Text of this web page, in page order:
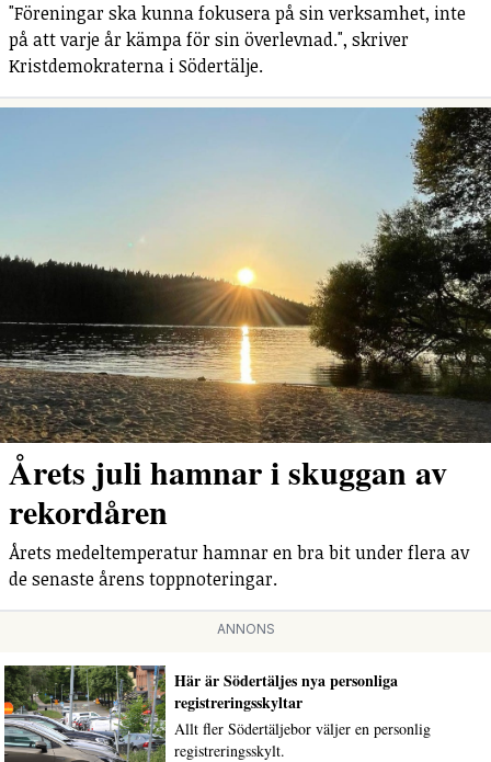
"Föreningar ska kunna fokusera på sin verksamhet, inte
på att varje år kämpa för sin överlevnad.", skriver
Kristdemokraterna i Södertälje.
Årets juli hamnar i skuggan av
rekordåren
Årets medeltemperatur hamnar en bra bit under flera av
de senaste årens toppnoteringar.
ANNONS
Här är Södertäljes nya personliga
registreringsskyltar
Allt fler Södertäljebor väljer en personlig
registreringsskylt.